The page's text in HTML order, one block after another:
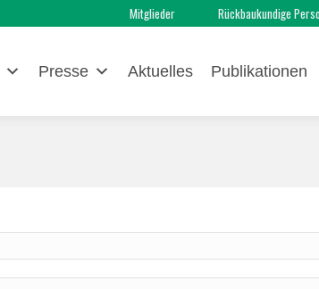
Mitglieder Rückbaukundige
Presse Aktuelles Publikationen